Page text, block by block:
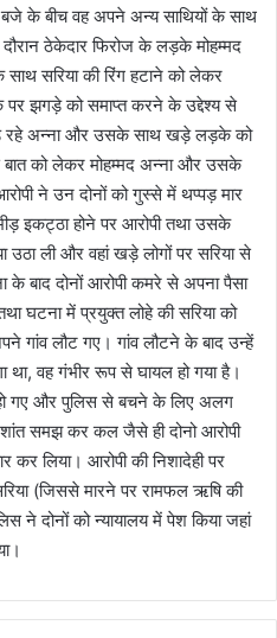
के बीच वह अपने अन्य साथियों के साथ
दौरान ठेकेदार फिरोज के लड़के मोहम्मद
सरिया की रिंग हटाने को लेकर
पर झगड़े को समाप्त करने के उद्देश्य से
अन्ना और उसके साथ खड़े लड़के को
बात को लेकर मोहम्मद अन्ना और उसके
ने उन दोनों को गुस्से में थप्पड़ मार
इकट्ठा होने पर आरोपी तथा उसके
उठा ली और वहां खड़े लोगों पर सरिया से
बाद दोनों आरोपी कमरे से अपना पैसा
घटना में प्रयुक्त लोहे की सरिया को
गांव लौट गए। गांव लौटने के बाद उन्हें
था, वह गंभीर रूप से घायल हो गया है।
हो गए और पुलिस से बचने के लिए अलग
समझ कर कल जैसे ही दोनो आरोपी
कर लिया। आरोपी की निशादेही पर
(जिससे मारने पर रामफल ऋषि की
ने दोनों को न्यायालय में पेश किया जहां